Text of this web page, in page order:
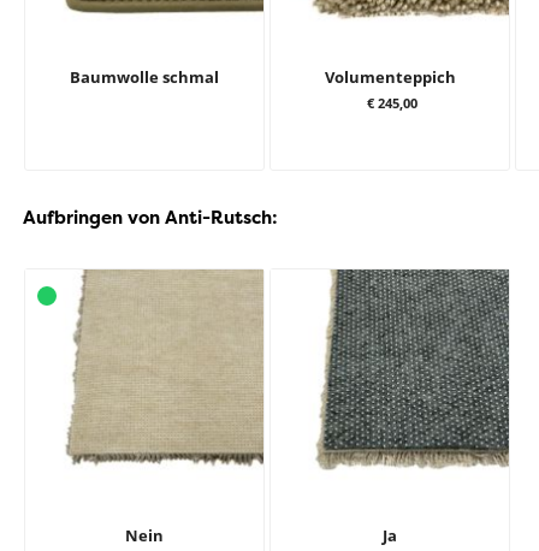
Baumwolle schmal Volumenteppich
€ 245,00
Aufbringen von Anti-Rutsch:
Nein Ja